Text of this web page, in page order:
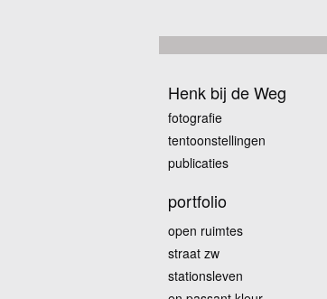
Henk bij de Weg
fotografie
tentoonstellingen
publicaties
portfolio
open ruimtes
straat zw
stationsleven